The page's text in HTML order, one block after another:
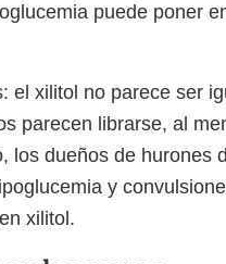
puede poner
el xilitol no parece ser
parecen librarse, al
los dueños de hurones
y
xilitol.